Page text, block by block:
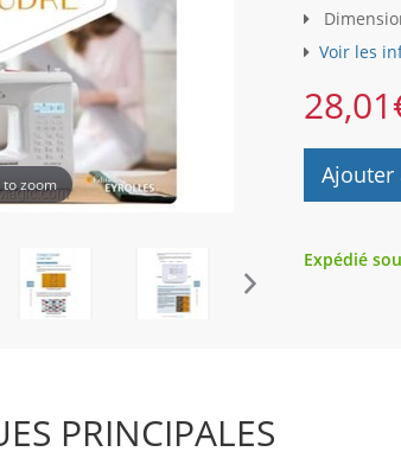
to zoom
Voir les
28,01
Ajouter
Expédié
PRINCIPALES